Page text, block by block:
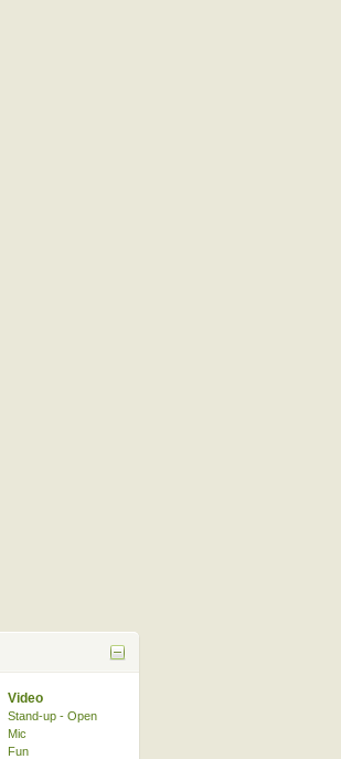
Video
Stand-up - Open
Mic
Fun